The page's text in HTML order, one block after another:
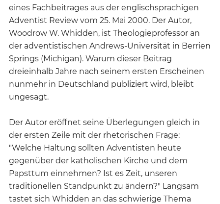
eines Fachbeitrages aus der englischsprachigen
Adventist Review vom 25. Mai 2000. Der Autor,
Woodrow W. Whidden, ist Theologieprofessor an
der adventistischen Andrews-Universität in Berrien
Springs (Michigan). Warum dieser Beitrag
dreieinhalb Jahre nach seinem ersten Erscheinen
nunmehr in Deutschland publiziert wird, bleibt
ungesagt.
Der Autor eröffnet seine Überlegungen gleich in
der ersten Zeile mit der rhetorischen Frage:
"Welche Haltung sollten Adventisten heute
gegenüber der katholischen Kirche und dem
Papsttum einnehmen? Ist es Zeit, unseren
traditionellen Standpunkt zu ändern?" Langsam
tastet sich Whidden an das schwierige Thema